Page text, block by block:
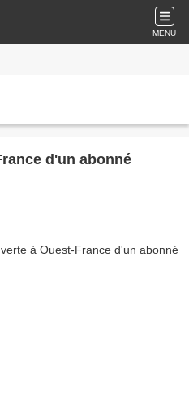
MENU
d'un abonné